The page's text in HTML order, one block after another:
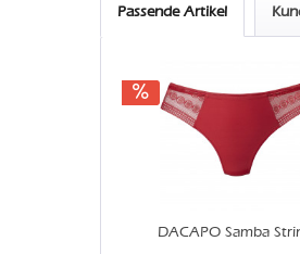
Passende Artikel
DACAPO Samba